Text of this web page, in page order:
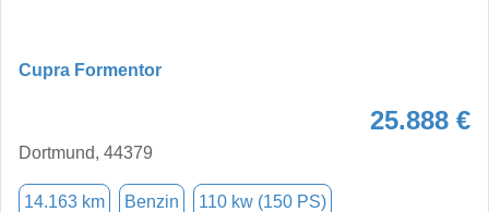
Cupra Formentor
25.888 €
Dortmund, 44379
14.163 km Benzin 110 kw (150 PS)